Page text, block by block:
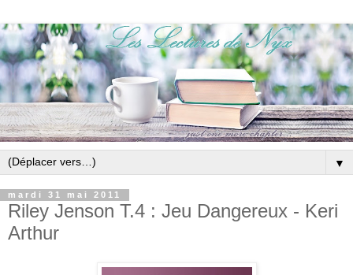
▼
mardi 31 mai 2011
Riley Jenson T.4 : Jeu Dangereux - Keri
Arthur